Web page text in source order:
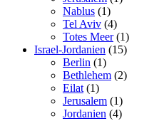
Nablus (1)
Tel Aviv (4)
Totes Meer(1)
Israel-Jordanien (15)
Berlin (1)
Bethlehem (2)
Eilat (1)
Jerusalem (1)
Jordanien (4)